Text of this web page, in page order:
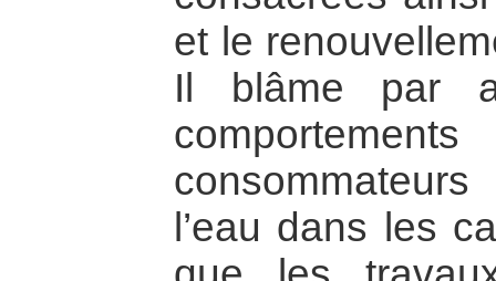
et le
Il blâme par
l’eau dans les